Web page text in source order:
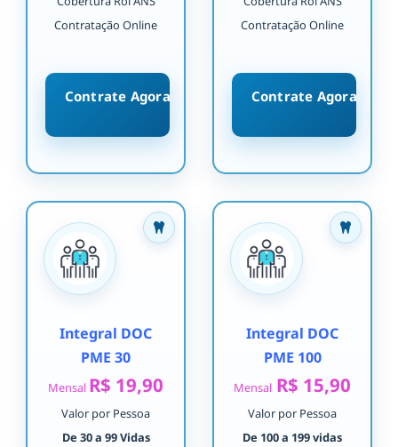
Contratação Online
Contrate Agora
Contratação Online
Contrate Agora
Integral DOC
PME 30
Mensal R$ 19,90
Valor por Pessoa
De 30 a 99 Vidas
Integral DOC
PME 100
Mensal R$ 15,90
Valor por Pessoa
De 100 a 199 vidas